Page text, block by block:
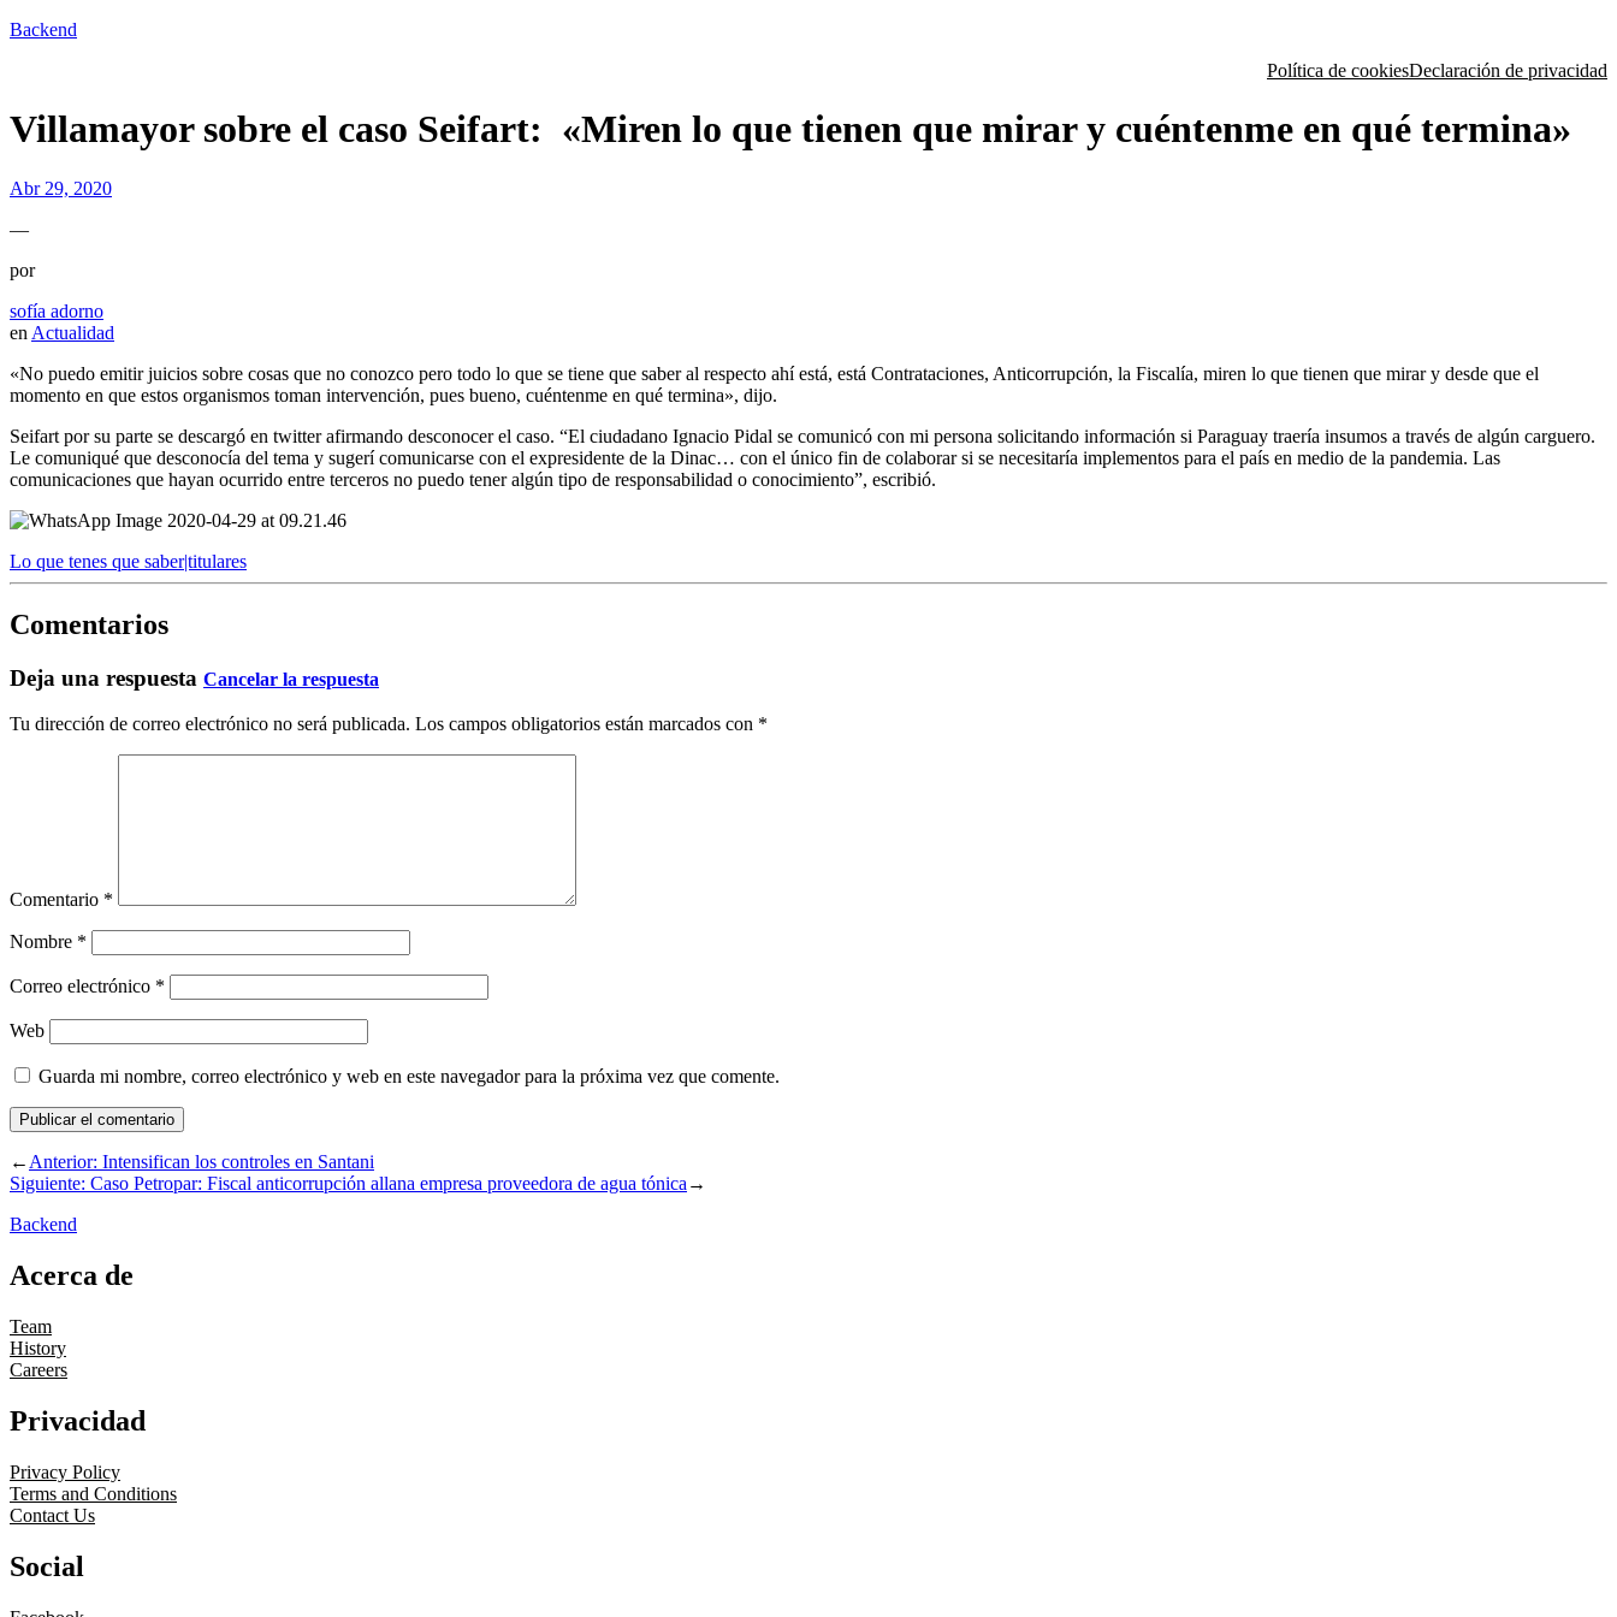
Backend
Política de cookiesDeclaración de privacidad
Villamayor sobre el caso Seifart: «Miren lo que tienen que mirar y cuéntenme en qué termina»
Abr 29, 2020
—
por
sofía adorno
en Actualidad
«No puedo emitir juicios sobre cosas que no conozco pero todo lo que se tiene que saber al respecto ahí está, está Contrataciones, Anticorrupción, la Fiscalía, miren lo que tienen que mirar y desde que el
momento en que estos organismos toman intervención, pues bueno, cuéntenme en qué termina», dijo.
Seifart por su parte se descargó en twitter afirmando desconocer el caso. “El ciudadano Ignacio Pidal se comunicó con mi persona solicitando información si Paraguay traería insumos a través de algún carguero.
Le comuniqué que desconocía del tema y sugerí comunicarse con el expresidente de la Dinac… con el único fin de colaborar si se necesitaría implementos para el país en medio de la pandemia. Las
comunicaciones que hayan ocurrido entre terceros no puedo tener algún tipo de responsabilidad o conocimiento”, escribió.
Lo que tenes que saber|titulares
Comentarios
Deja una respuesta Cancelar la respuesta
Tu dirección de correo electrónico no será publicada. Los campos obligatorios están marcados con *
Comentario *
Nombre *
Correo electrónico *
Web
Guarda mi nombre, correo electrónico y web en este navegador para la próxima vez que comente.
←Anterior: Intensifican los controles en Santani
Siguiente: Caso Petropar: Fiscal anticorrupción allana empresa proveedora de agua tónica→
Backend
Acerca de
Team
History
Careers
Privacidad
Privacy Policy
Terms and Conditions
Contact Us
Social